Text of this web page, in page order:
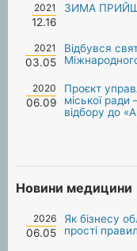
2021
12.16
ЗИМА
2021
03.05
Відбувся
2020
06.09
Проєкт
міської
відбору до
Новини медицини
2026
06.05
Як бізнесу
прості